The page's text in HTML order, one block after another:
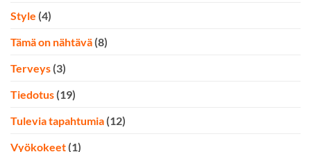
Style (4)
Tämä on nähtävä (8)
Terveys (3)
Tiedotus (19)
Tulevia tapahtumia (12)
Vyökokeet (1)